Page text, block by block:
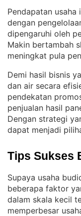
Pendapatan
dengan
dipengaruhi oleh
Makin bertambah
meningkat pula
Demi hasil bisnis
dan air secara
pendekatan
penjualan hasil
Dengan strategi
dapat menjadi
Tips Sukses
Supaya usaha
beberapa faktor
dalam skala kecil
memperbesar